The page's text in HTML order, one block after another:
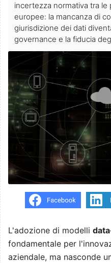
incertezza normativa tra
europee: la mancanza di
giurisdizione dei dati
governance e la fiducia
L'adozione di modelli
fondamentale per
aziendale, ma nasconde